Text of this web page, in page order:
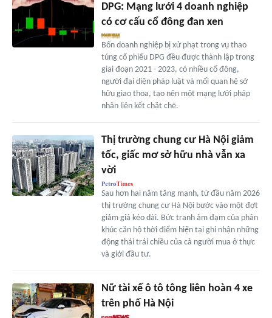
DPG: Mạng lưới 4 doanh nghiệp
có cơ cấu cổ đông đan xen
Bốn doanh nghiệp bị xử phạt trong vụ thao
túng cổ phiếu DPG đều được thành lập trong
giai đoạn 2021 - 2023, có nhiều cổ đông,
người đại diện pháp luật và mối quan hệ sở
hữu giao thoa, tạo nên một mạng lưới pháp
nhân liên kết chặt chẽ.
Thị trường chung cư Hà Nội giảm
tốc, giấc mơ sở hữu nhà vẫn xa
vời
Sau hơn hai năm tăng mạnh, từ đầu năm 2026
thị trường chung cư Hà Nội bước vào một đợt
giảm giá kéo dài. Bức tranh ảm đạm của phân
khúc căn hộ thời điểm hiện tại ghi nhận những
động thái trái chiều của cả người mua ở thực
và giới đầu tư.
Nữ tài xế ô tô tông liên hoàn 4 xe
trên phố Hà Nội